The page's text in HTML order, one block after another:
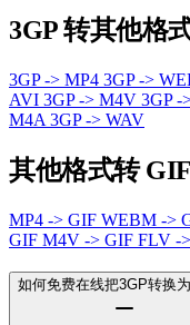
3GP 转其他格
3GP -> MP4 3GP ->
AVI 3GP -> M4V 3GP -
M4A 3GP -> WAV
其他格式转 GIF
MP4 -> GIF WEBM ->
GIF M4V -> GIF FLV -
如何免费在线把3GP转换